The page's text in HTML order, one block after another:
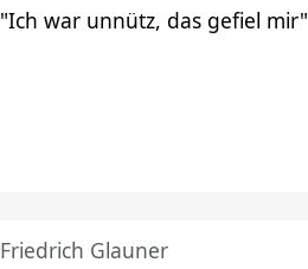
"Ich war unnütz, das gefiel mir"
Friedrich Glauner